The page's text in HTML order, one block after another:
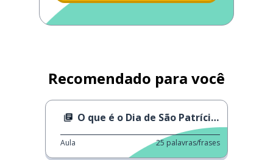
Recomendado para você
O que é o Dia de São Patrício?
Aula 25 palavras/frases